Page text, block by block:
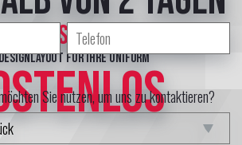
Designer
für Ihre Uniform
Sie nutzen, um uns zu kontaktieren?